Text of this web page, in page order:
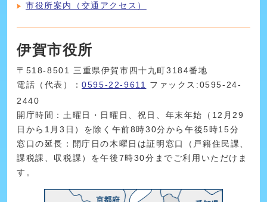
市役所案内（交通アクセス）
伊賀市役所
〒518-8501 三重県伊賀市四十九町3184番地
電話（代表）：0595-22-9611 ファックス:0595-24-
2440
開庁時間：土曜日・日曜日、祝日、年末年始（12月29
日から1月3日）を除く午前8時30分から午後5時15分
窓口の延長：開庁日の木曜日は証明窓口（戸籍住民課、
課税課、収税課）を午後7時30分までご利用いただけま
す。